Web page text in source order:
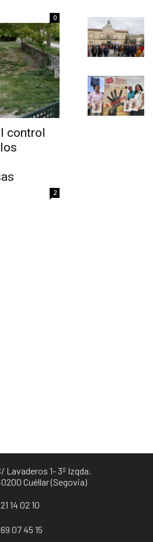
0
control
2
Lavaderos 1- 3º Izqda.
Cuéllar (Segovia)
14 02 10
07 45 15